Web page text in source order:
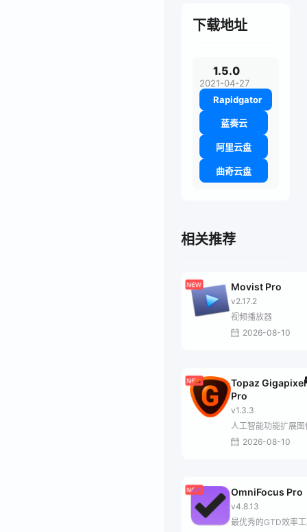
下载地址
1.5.0
2021-04-27
Rapidgator
蓝奏云
阿里云盘
曲奇云盘
相关推荐
Movist Pro
v2.17.2
视频播放器
2026-08-10
Topaz Gigapixel
Pro
v1.3.3
人工智能功能扩展图
2026-08-10
OmniFocus Pro
v4.8.13
最优秀的GTD效率